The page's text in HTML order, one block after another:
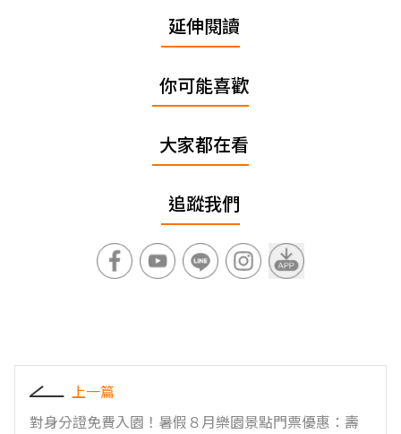
延伸閱讀
你可能喜歡
大家都在看
追蹤我們
上一篇
對身分證免費入園！暑假８月樂園景點門票優惠：壽